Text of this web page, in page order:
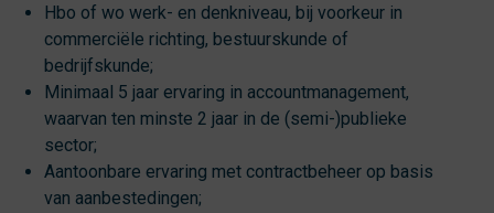
Hbo of wo werk- en denkniveau, bij voorkeur in
commerciële richting, bestuurskunde of
bedrijfskunde;
Minimaal 5 jaar ervaring in accountmanagement,
waarvan ten minste 2 jaar in de (semi-)publieke
sector;
Aantoonbare ervaring met contractbeheer op basis
van aanbestedingen;